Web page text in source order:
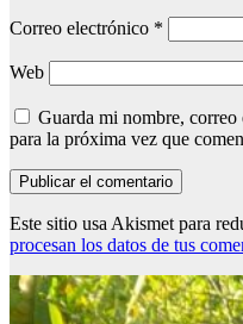
Correo electrónico *
Web
Guarda mi nombre,
para la próxima vez que
Este sitio usa Akismet para
procesan los datos de tus